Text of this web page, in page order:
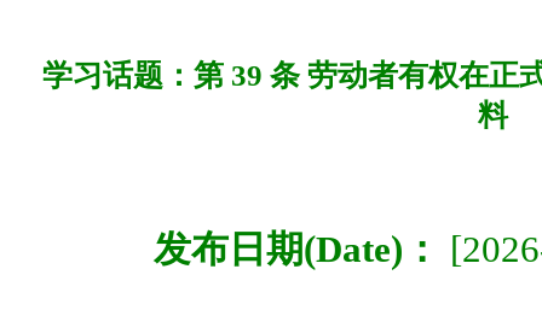
学习话题：第 39 条 劳动者有权在正
料
发布日期(Date)：